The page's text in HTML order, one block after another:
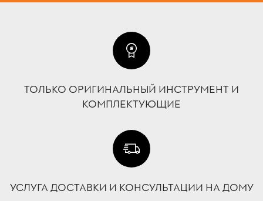
ТОЛЬКО ОРИГИНАЛЬНЫЙ ИНСТРУМЕНТ И
КОМПЛЕКТУЮЩИЕ
УСЛУГА ДОСТАВКИ И КОНСУЛЬТАЦИИ НА ДОМУ